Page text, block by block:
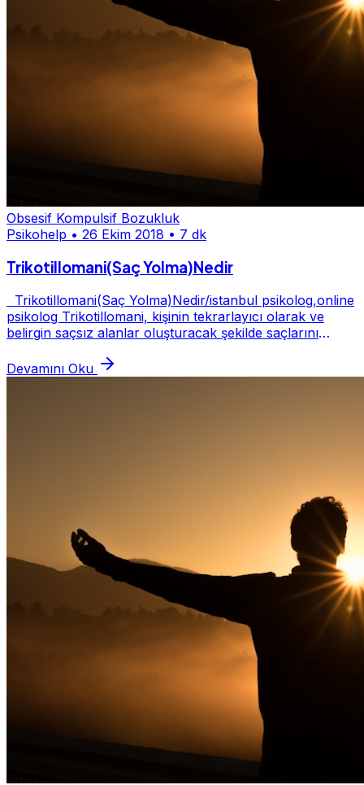
Obsesif Kompulsif Bozukluk
Psikohelp • 26 Ekim 2018 • 7 dk
Trikotillomani(Saç Yolma)Nedir
Trikotillomani(Saç Yolma)Nedir/istanbul psikolog,online
psikolog Trikotillomani, kişinin tekrarlayıcı olarak ve
belirgin saçsız alanlar oluşturacak şekilde saçlarını
Devamını Oku